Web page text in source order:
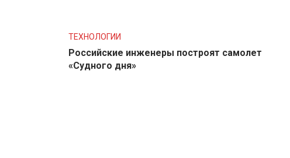
ТЕХНОЛОГИИ
Российские инженеры построят самолет
«Судного дня»